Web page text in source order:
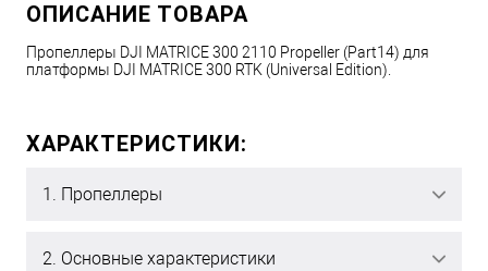
ОПИСАНИЕ ТОВАРА
Пропеллеры DJI MATRICE 300 2110 Propeller (Part14) для
платформы DJI MATRICE 300 RTK (Universal Edition).
ХАРАКТЕРИСТИКИ:
1. Пропеллеры
2. Основные характеристики